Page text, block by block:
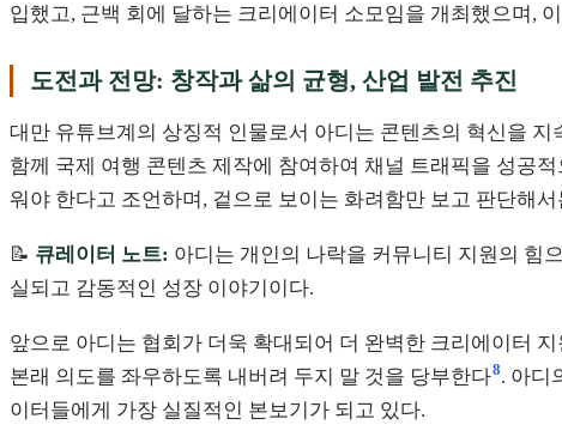
입했고, 근백 회에 달하는 크리에이터 소모임을 개최했으며,
도전과 전망: 창작과 삶의 균형, 산업 발전 추진
대만 유튜브계의 상징적 인물로서 아디는 콘텐츠의 혁신을
함께 국제 여행 콘텐츠 제작에 참여하여 채널 트래픽을 성공
워야 한다고 조언하며, 겉으로 보이는 화려함만 보고 판단해
📝 큐레이터 노트: 아디는 개인의 나락을 커뮤니티 지원의 힘
실되고 감동적인 성장 이야기이다.
앞으로 아디는 협회가 더욱 확대되어 더 완벽한 크리에이터
본래 의도를 좌우하도록 내버려 두지 말 것을 당부한다8. 아디
이터들에게 가장 실질적인 본보기가 되고 있다.